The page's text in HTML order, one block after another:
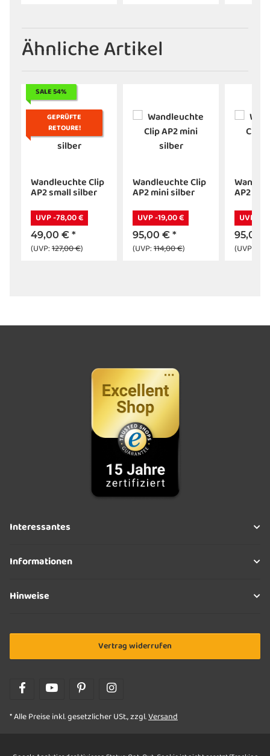
Ähnliche Artikel
SALE 54%
GEPRÜFTE
RETOURE!
Wandleuchte Clip
AP2 small silber
UVP -78,00 €
49,00 € *
(UVP:127,00 €)
Wandleuchte Clip
AP2 mini silber
UVP -19,00 €
95,00 € *
(UVP:114,00 €)
AP2
UVP -
95,00
(UVP:
Interessantes
Informationen
Hinweise
Vertrag widerrufen
* Alle Preise inkl. gesetzlicher USt., zzgl.Versand